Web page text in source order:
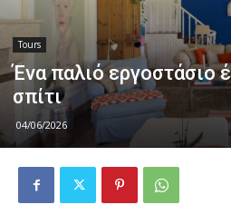
Tours
Ένα παλιό εργοστάσιο
σπίτι
04/06/2026